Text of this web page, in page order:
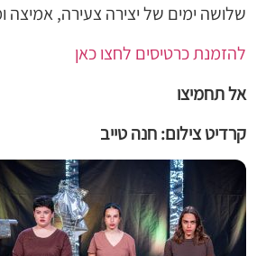
שלושה ימים של יצירה צעירה,
להזמנת כרטיסים לחצו כאן
אל תחמיצו
קרדיט צילום: חנה טייב